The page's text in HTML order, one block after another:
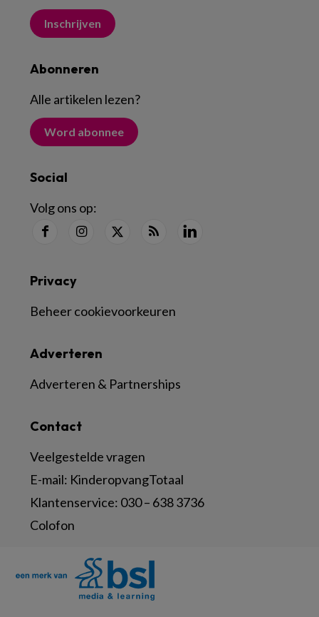
Inschrijven
Abonneren
Alle artikelen lezen?
Word abonnee
Social
Volg ons op:
Contact
Veelgestelde vragen
E-mail: KinderopvangTotaal
Klantenservice: 030 – 638 3736
Colofon
Adverteren
Adverteren & Partnerships
Privacy
Beheer cookievoorkeuren